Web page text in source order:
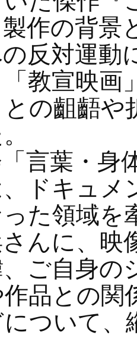
作の背景
反対運動
教宣映画
の齟齬や
言葉・身
ドキュメ
た領域を
んに、映
ご自身の
品との関
ついて、